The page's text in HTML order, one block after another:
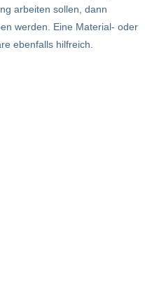
arbeiten sollen, dann
werden. Eine Material- oder
ebenfalls hilfreich.